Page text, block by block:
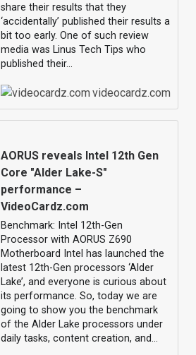
share their results that they
‘accidentally’ published their results a
bit too early. One of such review
media was Linus Tech Tips who
published their…
videocardz.com
AORUS reveals Intel 12th Gen
Core "Alder Lake-S"
performance –
VideoCardz.com
Benchmark: Intel 12th-Gen
Processor with AORUS Z690
Motherboard Intel has launched the
latest 12th-Gen processors ‘Alder
Lake’, and everyone is curious about
its performance. So, today we are
going to show you the benchmark
of the Alder Lake processors under
daily tasks, content creation, and…